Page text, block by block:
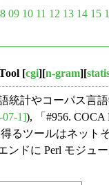
09 10 11 12 13 14 15
[cgi][n-gram][
統計やコーパス言
07-1]), 「#956. COCA
得るツールはネット
ンドに Perl モジュ